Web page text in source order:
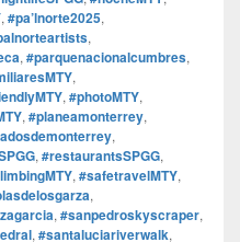
, #pa’lnorte2025,
,
, #parquenacionalcumbres,
,
, #photoMTY,
, #planeamonterrey,
,
, #restaurantsSPGG,
, #safetravelMTY,
,
, #sanpedroskyscraper,
, #santaluciariverwalk,